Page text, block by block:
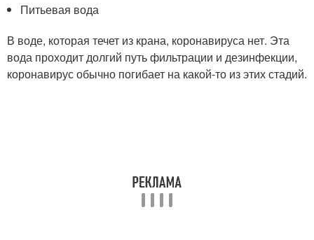
Питьевая вода
В воде, которая течет из крана, коронавируса нет. Эта
вода проходит долгий путь фильтрации и дезинфекции,
коронавирус обычно погибает на какой-то из этих стадий.